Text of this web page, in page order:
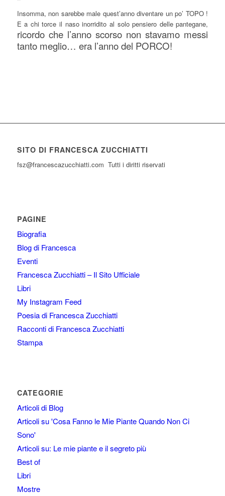
Insomma, non sarebbe male quest’anno diventare un po’ TOPO !
E a chi torce il naso inorridito al solo pensiero delle pantegane,
ricordo che l’anno scorso non stavamo messi
tanto meglio… era l’anno del PORCO!
SITO DI FRANCESCA ZUCCHIATTI
fsz@francescazucchiatti.com Tutti i diritti riservati
PAGINE
Biografia
Blog di Francesca
Eventi
Francesca Zucchiatti – Il Sito Ufficiale
Libri
My Instagram Feed
Poesia di Francesca Zucchiatti
Racconti di Francesca Zucchiatti
Stampa
CATEGORIE
Articoli di Blog
Articoli su 'Cosa Fanno le Mie Piante Quando Non Ci
Sono'
Articoli su: Le mie piante e il segreto più
Best of
Libri
Mostre